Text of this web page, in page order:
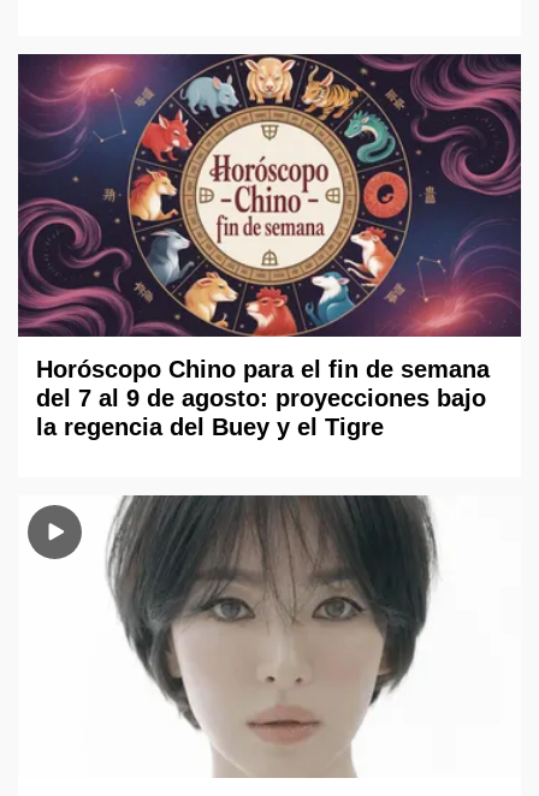
Horóscopo Chino para el fin de semana
del 7 al 9 de agosto: proyecciones bajo
la regencia del Buey y el Tigre